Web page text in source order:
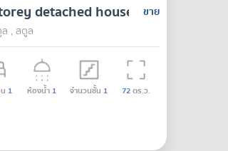
Hall ขาย
detached house 100 sq m.
ล , สตูล
1 ห้องน้ำ 1 จำนวนชั้น 1 72ตร.ว.